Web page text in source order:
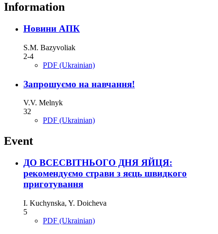
Information
Новини АПК
S.M. Bazyvoliak
2-4
PDF (Ukrainian)
Запрошуємо на навчання!
V.V. Melnyk
32
PDF (Ukrainian)
Event
ДО ВСЕСВІТНЬОГО ДНЯ ЯЙЦЯ:
рекомендуємо страви з яєць швидкого
приготування
I. Kuchynska, Y. Doicheva
5
PDF (Ukrainian)